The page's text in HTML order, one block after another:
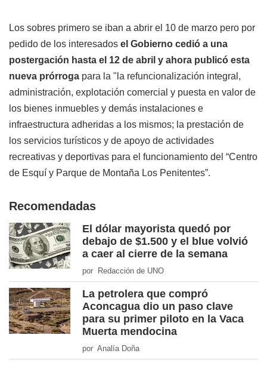
Los sobres primero se iban a abrir el 10 de marzo pero por
pedido de los interesados el Gobierno cedió a una
postergación hasta el 12 de abril y ahora publicó esta
nueva prórroga para la "la refuncionalización integral,
administración, explotación comercial y puesta en valor de
los bienes inmuebles y demás instalaciones e
infraestructura adheridas a los mismos; la prestación de
los servicios turísticos y de apoyo de actividades
recreativas y deportivas para el funcionamiento del “Centro
de Esquí y Parque de Montaña Los Penitentes”.
Recomendadas
El dólar mayorista quedó por
debajo de $1.500 y el blue volvió
a caer al cierre de la semana
por Redacción de UNO
La petrolera que compró
Aconcagua dio un paso clave
para su primer piloto en la Vaca
Muerta mendocina
por Analía Doña